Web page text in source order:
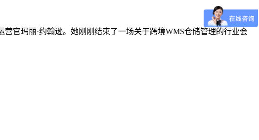
营官玛丽·约翰逊。她刚刚结束了一场关于跨境WMS仓储管理的行业会